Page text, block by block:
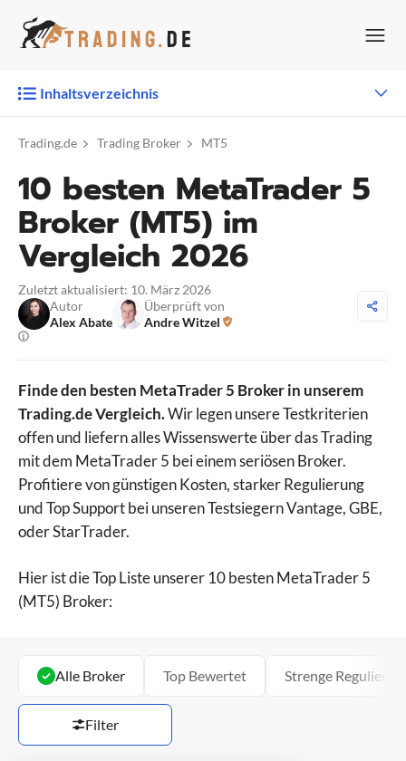
Inhalt
Inhaltsverzeichnis
Trading.de Trading Broker MT5
10 besten MetaTrader 5
Broker (MT5) im
Vergleich 2026
Zuletzt aktualisiert: 10. März 2026
Autor
Alex Abate
Überprüft von
Andre Witzel
Finde den besten MetaTrader 5 Broker in unserem
Trading.de Vergleich.Wir legen unsere Testkriterien
offen und liefern alles Wissenswerte über das Trading
mit dem MetaTrader 5 bei einem seriösen Broker.
Profitiere von günstigen Kosten, starker Regulierung
und Top Support bei unseren Testsiegern Vantage, GBE,
oder StarTrader.
Hier ist die Top Liste unserer 10 besten MetaTrader 5
(MT5) Broker:
Alle Broker Top Bewertet Strenge
Filter